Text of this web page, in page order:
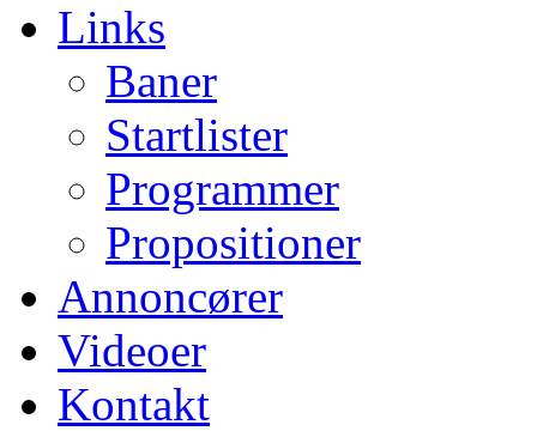
Links
Baner
Startlister
Programmer
Propositioner
Annoncører
Videoer
Kontakt